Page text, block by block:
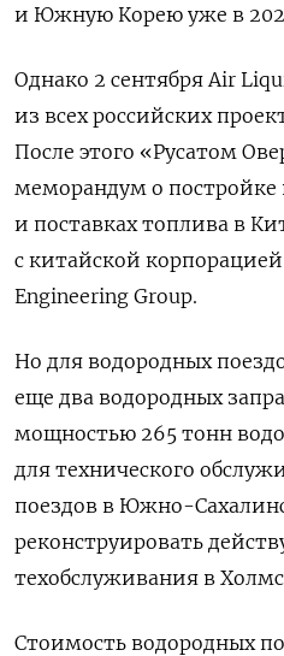
и Южную Корею уже в
Однако 2 сентября Air
из всех российских
После этого «Русатом
меморандум о постройке
и поставках топлива в
с китайской корпорацией
Engineering Group.
Но для водородных
еще два водородных
мощностью 265 тонн
для технического
поездов в Южно-
реконструировать
техобслуживания в
Стоимость водородных